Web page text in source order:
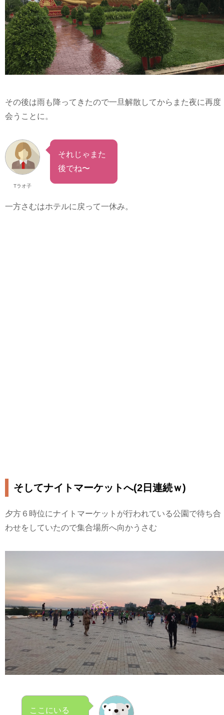
その後は雨も降ってきたので一旦解散してからまた夜に再度
会うことに。
Tラオ子
それじゃまた
後でね〜
一方さむはホテルに戻って一休み。
そしてナイトマーケットへ(2日連続ｗ)
夕方６時位にナイトマーケットが行われている公園で待ち合
わせをしていたので集合場所へ向かうさむ
ここにいる